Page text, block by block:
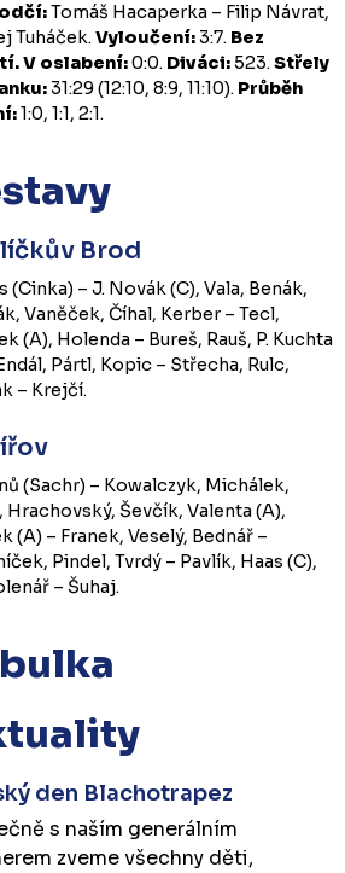
Tomáš Hacaperka – Filip Návrat,
Tuháček.Vyloučení:3:7. Bez
V oslabení:0:0. Diváci:523.Střely
31:29 (12:10, 8:9, 11:10). Průběh
1:0, 1:1, 2:1.
Brod
(Cinka) – J. Novák (C), Vala, Benák,
Vaněček, Číhal, Kerber – Tecl,
(A), Holenda – Bureš, Rauš, P. Kuchta
Pártl, Kopic – Střecha, Rulc,
– Krejčí.
(Sachr) – Kowalczyk, Michálek,
Hrachovský, Ševčík, Valenta (A),
(A) – Franek, Veselý, Bednář –
Pindel, Tvrdý – Pavlík, Haas (C),
– Šuhaj.
den Blachotrapez
s naším generálním
zveme všechny děti,